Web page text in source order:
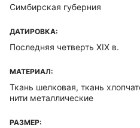
Симбирская губерния
ДАТИРОВКА:
Последняя четверть XIX в.
МАТЕРИАЛ:
Ткань шелковая, ткань
нити металлические
РАЗМЕР: